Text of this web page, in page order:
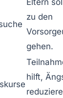
zu den
gehen.
hilft,